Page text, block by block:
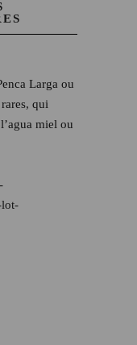
Larga ou
qui
miel ou
lot-